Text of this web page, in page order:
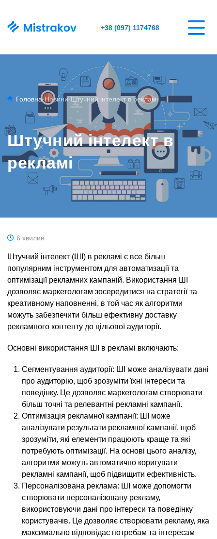
+38 (097) 1174768
Головна-Новини-Штучний інтелект в рекламі
Штучний інтелект в
рекламі
6 хвилин
Штучний інтелект (ШІ) в рекламі є все більш
популярним інструментом для автоматизації та
оптимізації рекламних кампаній. Використання ШІ
дозволяє маркетологам зосередитися на стратегії та
креативному наповненні, в той час як алгоритми
можуть забезпечити більш ефективну доставку
рекламного контенту до цільової аудиторії.
Основні використання ШІ в рекламі включають:
Сегментування аудиторії: ШІ може аналізувати дані
про аудиторію, щоб зрозуміти їхні інтереси та
поведінку. Це дозволяє маркетологам створювати
більш точні та релевантні рекламні кампанії.
Оптимізація рекламної кампанії: ШІ може
аналізувати результати рекламної кампанії, щоб
зрозуміти, які елементи працюють краще та які
потребують оптимізації. На основі цього аналізу,
алгоритми можуть автоматично коригувати
рекламні кампанії, щоб підвищити ефективність.
Персоналізована реклама: ШІ може допомогти
створювати персоналізовану рекламу,
використовуючи дані про інтереси та поведінку
користувачів. Це дозволяє створювати рекламу, яка
максимально відповідає потребам та інтересам